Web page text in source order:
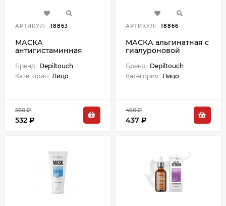
АРТИКУЛ: 18863
МАСКА
антигистаминная
широкого спектра
действия - 50 мл
Бренд: Depiltouch
Категория: Лицо
560 ₽
532 ₽
АРТИКУЛ: 18866
МАСКА альгинатная с
гиалуроновой
глубокого
увлажнения кожи - 30
Бренд: Depiltouch
Категория: Лицо
460 ₽
437 ₽